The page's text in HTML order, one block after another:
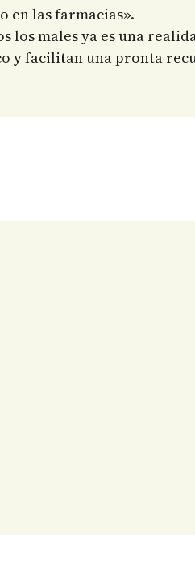
en las farmacias».
los males ya es una
y facilitan una pronta